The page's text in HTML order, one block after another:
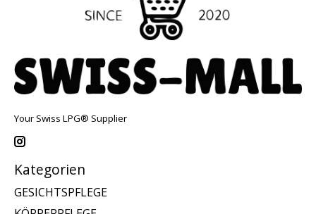
Your Swiss LPG® Supplier
Kategorien
GESICHTSPFLEGE